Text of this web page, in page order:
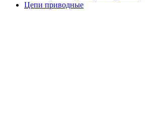
Цепи приводные